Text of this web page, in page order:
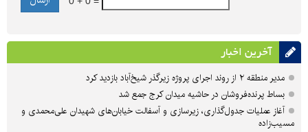
آخرین اخبار
مدیر منطقه ۲ از روند اجرای پروژه زیرگذر شیخ‌آباد بازدید کرد
بساط پرنده‌فروشان در حاشیه میدان کرج جمع شد
آغاز عملیات جدول‌گذاری، زیرسازی و آسفالت خیابان‌های شهیدان علی‌محمدی و
مسیب‌زاده